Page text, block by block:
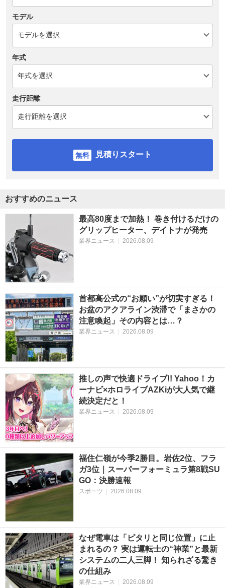
モデル
年式
走行距離
見積りスタート
おすすめのニュース
最高80度まで加熱！ 巻き付けるだけの
グリップヒーター、デイトナが発売
業界ニュース | 2026.08.09
首都高公式の“お願い”が切実すぎる！
お盆のアクアライン渋滞で「まさかの
注意喚起」その内容とは…？
業界ニュース | 2026.08.09
推しの声で快適ドライブ!! Yahoo！カ
ーナビ×ホロライブAZKiが大人気で継
続決定だと！
業界ニュース | 2026.08.09
福住仁嶺が今季2勝目。岩佐2位、フラ
ガ3位｜スーパーフォーミュラ第8戦SU
GO：決勝速報
スポーツ | 2026.08.09
なぜ電車は「ピタリと同じ位置」に止
まれるの？ 実は運転士の“神業”と最新
システムの二人三脚！ 知られざる驚き
の仕組み
業界ニュース | 2026.08.09